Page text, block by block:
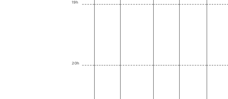
19h
20h